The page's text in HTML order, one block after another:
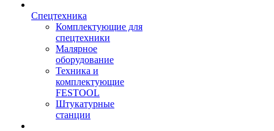
Спецтехника
Комплектующие для
спецтехники
Малярное
оборудование
Техника и
комплектующие
FESTOOL
Штукатурные
станции